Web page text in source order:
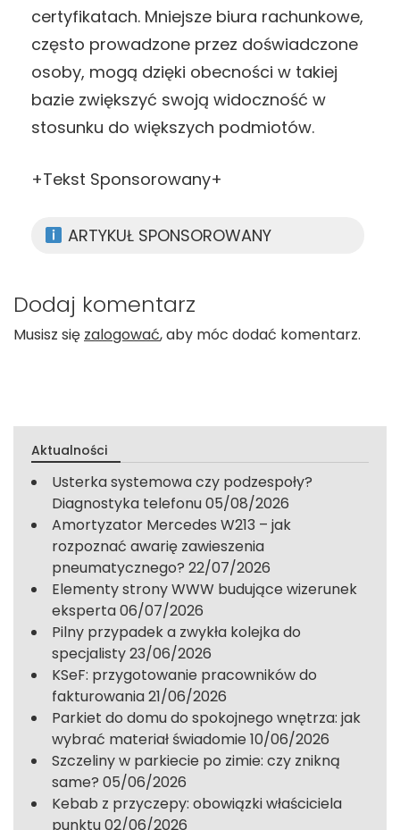
certyfikatach. Mniejsze biura rachunkowe,
często prowadzone przez doświadczone
osoby, mogą dzięki obecności w takiej
bazie zwiększyć swoją widoczność w
stosunku do większych podmiotów.
+Tekst Sponsorowany+
ARTYKUŁ SPONSOROWANY
Dodaj komentarz
Musisz się zalogować, aby móc dodać komentarz.
Aktualności
Usterka systemowa czy podzespoły?
Diagnostyka telefonu05/08/2026
Amortyzator Mercedes W213 – jak
rozpoznać awarię zawieszenia
pneumatycznego? 22/07/2026
Elementy strony WWW budujące wizerunek
eksperta06/07/2026
Pilny przypadek a zwykła kolejka do
specjalisty23/06/2026
KSeF: przygotowanie pracowników do
fakturowania21/06/2026
Parkiet do domu do spokojnego wnętrza: jak
wybrać materiał świadomie 10/06/2026
Szczeliny w parkiecie po zimie: czy znikną
same? 05/06/2026
Kebab z przyczepy: obowiązki właściciela
punktu02/06/2026